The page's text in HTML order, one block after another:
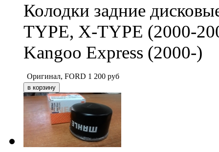
Колодки задние
TYPE, X-TYPE (2000-
Kangoo Express (2000-)
Оригинал, FORD 1 200 руб